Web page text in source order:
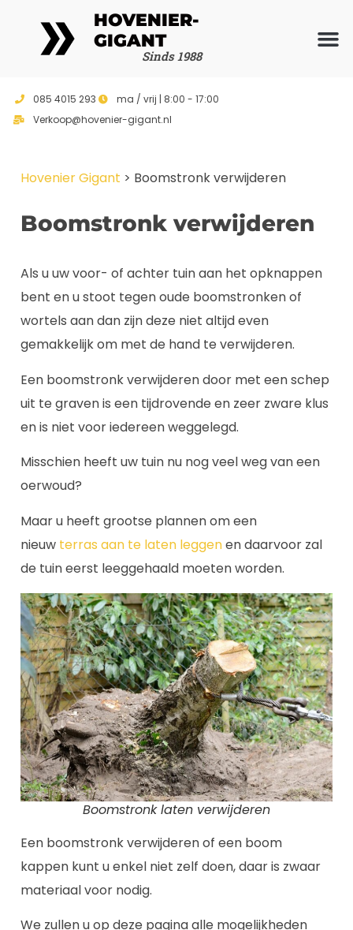
HOVENIER-
GIGANT
Sinds 1988
085 4015 293
ma / vrij | 8:00 - 17:00
Verkoop@hovenier-gigant.nl
Hovenier Gigant > Boomstronk verwijderen
Boomstronk verwijderen
Als u uw voor- of achter tuin aan het opknappen
bent en u stoot tegen oude boomstronken of
wortels aan dan zijn deze niet altijd even
gemakkelijk om met de hand te verwijderen.
Een boomstronk verwijderen door met een schep
uit te graven is een tijdrovende en zeer zware klus
en is niet voor iedereen weggelegd.
Misschien heeft uw tuin nu nog veel weg van een
oerwoud?
Maar u heeft grootse plannen om een
nieuw terras aan te laten leggenen daarvoor zal
de tuin eerst leeggehaald moeten worden.
Boomstronk laten verwijderen
Een boomstronk verwijderen of een boom
kappen kunt u enkel niet zelf doen, daar is zwaar
materiaal voor nodig.
We zullen u op deze pagina alle mogelijkheden